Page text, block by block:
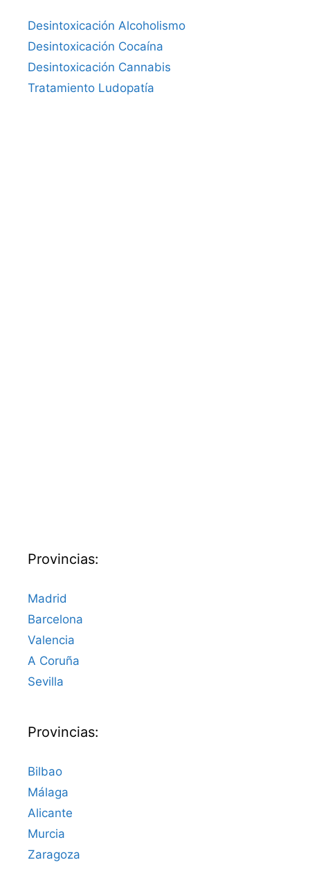
Desintoxicación Alcoholismo
Desintoxicación Cocaína
Desintoxicación Cannabis
Tratamiento Ludopatía
Provincias:
Madrid
Barcelona
Valencia
A Coruña
Sevilla
Provincias:
Bilbao
Málaga
Alicante
Murcia
Zaragoza